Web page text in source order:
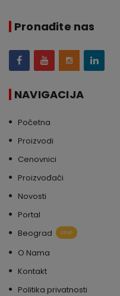
Pronađite nas
NAVIGACIJA
Početna
Proizvodi
Cenovnici
Proizvođači
Novosti
Portal
Beograd
uživo
O Nama
Kontakt
Politika privatnosti